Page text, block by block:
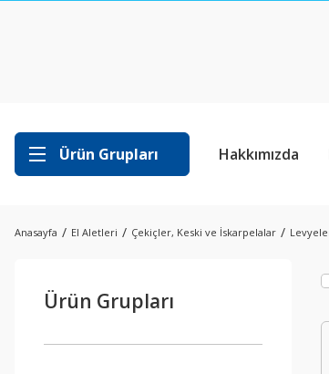
Ürün Grupları Hakkımızda
Anasayfa El Aletleri Çekiçler, Keski ve İskarpelalar
Ürün Grupları